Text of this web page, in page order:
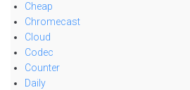
Cheap
Chromecast
Cloud
Codec
Counter
Daily